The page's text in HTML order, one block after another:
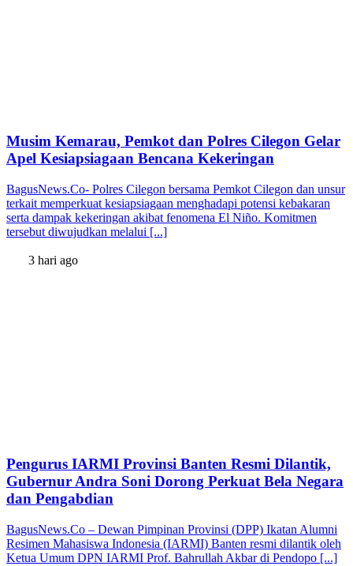
Musim Kemarau, Pemkot dan Polres Cilegon Gelar
Apel Kesiapsiagaan Bencana Kekeringan
BagusNews.Co- Polres Cilegon bersama Pemkot Cilegon dan unsur
terkait memperkuat kesiapsiagaan menghadapi potensi kebakaran
serta dampak kekeringan akibat fenomena El Niño. Komitmen
tersebut diwujudkan melalui [...]
3 hari ago
Pengurus IARMI Provinsi Banten Resmi Dilantik,
Gubernur Andra Soni Dorong Perkuat Bela Negara
dan Pengabdian
BagusNews.Co – Dewan Pimpinan Provinsi (DPP) Ikatan Alumni
Resimen Mahasiswa Indonesia (IARMI) Banten resmi dilantik oleh
Ketua Umum DPN IARMI Prof. Bahrullah Akbar di Pendopo [...]